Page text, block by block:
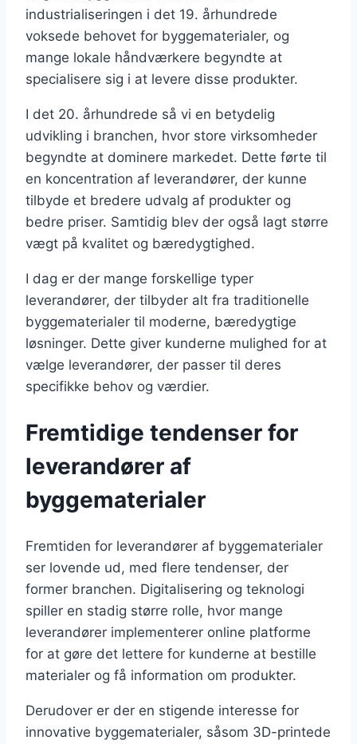
industrialiseringen i det 19. århundrede
voksede behovet for byggematerialer, og
mange lokale håndværkere begyndte at
specialisere sig i at levere disse produkter.
I det 20. århundrede så vi en betydelig
udvikling i branchen, hvor store virksomheder
begyndte at dominere markedet. Dette førte til
en koncentration af leverandører, der kunne
tilbyde et bredere udvalg af produkter og
bedre priser. Samtidig blev der også lagt større
vægt på kvalitet og bæredygtighed.
I dag er der mange forskellige typer
leverandører, der tilbyder alt fra traditionelle
byggematerialer til moderne, bæredygtige
løsninger. Dette giver kunderne mulighed for at
vælge leverandører, der passer til deres
specifikke behov og værdier.
Fremtidige tendenser for
leverandører af
byggematerialer
Fremtiden for leverandører af byggematerialer
ser lovende ud, med flere tendenser, der
former branchen. Digitalisering og teknologi
spiller en stadig større rolle, hvor mange
leverandører implementerer online platforme
for at gøre det lettere for kunderne at bestille
materialer og få information om produkter.
Derudover er der en stigende interesse for
innovative byggematerialer, såsom 3D-printede